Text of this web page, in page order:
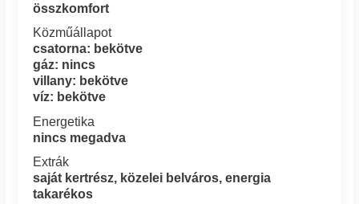
összkomfort
Közműállapot
csatorna: bekötve
gáz: nincs
villany: bekötve
víz: bekötve
Energetika
nincs megadva
Extrák
saját kertrész, közelei belváros, energia
takarékos